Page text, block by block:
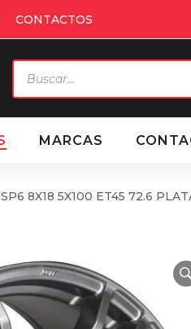
CONTACTOS
de
productos
MARCAS
8X18 5X100 ET45 72.6